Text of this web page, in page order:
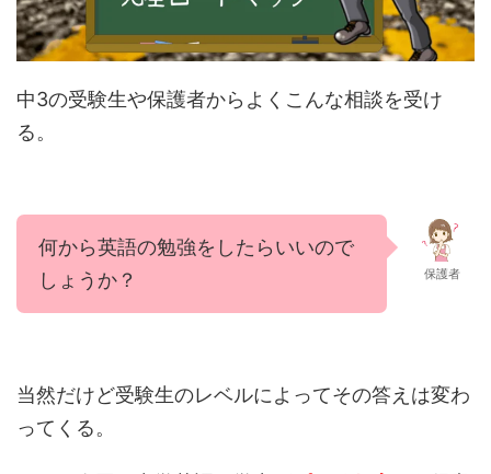
中3の受験生や保護者からよくこんな相談を受け
る。
何から英語の勉強をしたらいいので
しょうか？
保護者
当然だけど受験生のレベルによってその答えは変わ
ってくる。